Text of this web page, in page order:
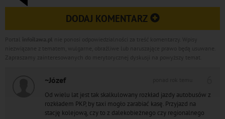
DODAJ KOMENTARZ
~Józef
Od wielu lat jest tak skalkulowany rozkład jazdy autobusów z
rozkładem PKP, by taxi mogło zarabiać kasę. Przyjazd na
stację kolejową, czy to z dalekobieżnego czy regionalnego